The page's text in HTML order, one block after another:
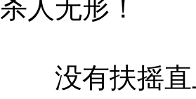
杀人无形！
没有扶摇直